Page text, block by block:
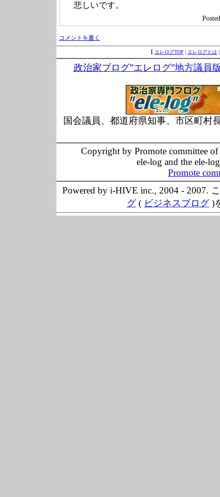
悲しいです。
コメントを書く
【 エレログTOP | エレログとは
政治家ブログ”エレログ”地方議員
国会議員、都道府県知事、市区町村
Copyright by Promote committee
ele-log and the ele-
Promote
Powered by i-HIVE inc., 2004 - 2007.
グ( ビジネスブログ)